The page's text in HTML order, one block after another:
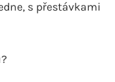
s přestávkami